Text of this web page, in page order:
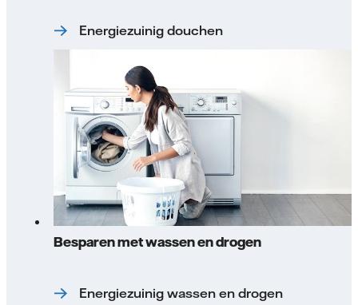
Energiezuinig douchen
Besparen met wassen en drogen
Energiezuinig wassen en drogen